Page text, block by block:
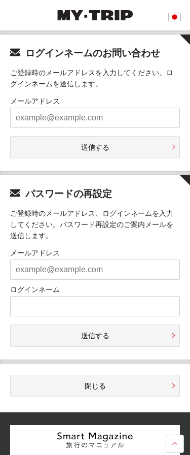
ログインネームのお問い合わせ
ご登録時のメールアドレスを入力してください。ロ
グインネームを送信します。
メールアドレス
送信する
パスワードの再設定
ご登録時のメールアドレス、ログインネームを入力
してください。パスワード再設定のご案内メールを
送信します。
メールアドレス
ログインネーム
送信する
閉じる